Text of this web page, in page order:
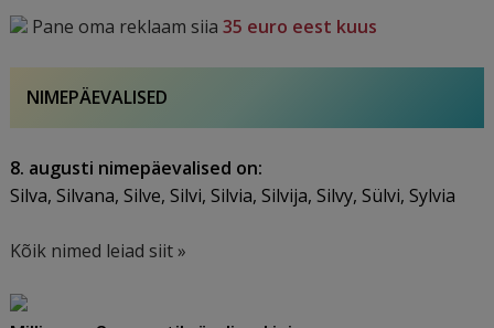
Pane oma reklaam siia35 euro eest kuus
NIMEPÄEVALISED
8. augusti nimepäevalised on:
Silva, Silvana, Silve, Silvi, Silvia, Silvija, Silvy, Sülvi, Sylvia
Kõik nimed leiad siit »